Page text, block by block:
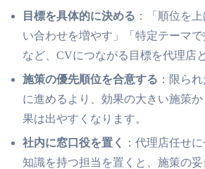
目標を具体的に決める ：「順位を
い合わせを増やす」「特定テーマで
など、CVにつながる目標を代理店
施策の優先順位を合意する ：限ら
に進めるより、効果の大きい施策
果は出やすくなります。
社内に窓口役を置く
：代理店任せ
知識を持つ担当を置くと、施策の